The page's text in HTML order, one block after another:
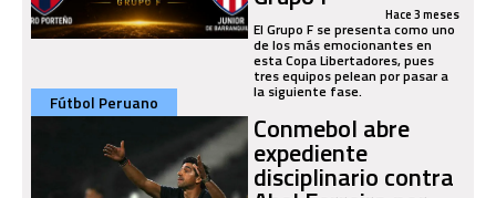
Hace 3 meses
El Grupo F se presenta como uno
de los más emocionantes en
esta Copa Libertadores, pues
tres equipos pelean por pasar a
la siguiente fase.
Fútbol Peruano
Conmebol abre
expediente
disciplinario contra